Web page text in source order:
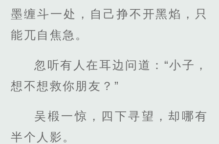
墨缠斗一处，自己挣不开黑焰，只
能兀自焦急。
忽听有人在耳边问道：“小子，
想不想救你朋友？”
吴椴一惊，四下寻望，却哪有
半个人影。